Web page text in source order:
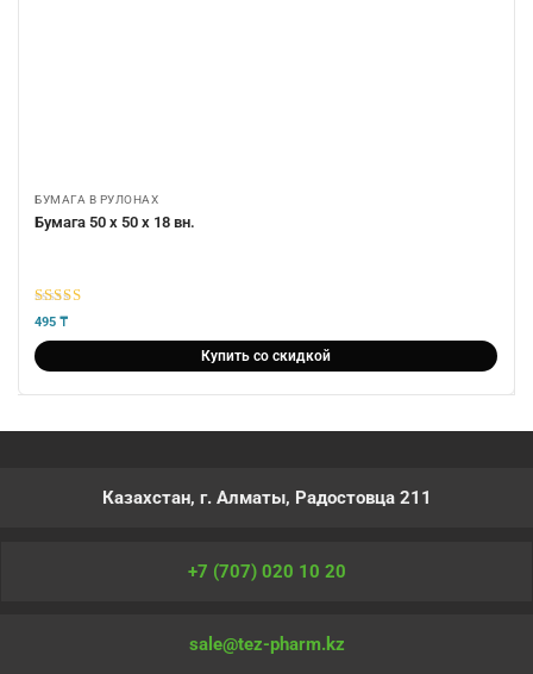
БУМАГА В РУЛОНАХ
Бумага 50 х 50 х 18 вн.
5из 5
495 ₸
Купить со скидкой
Казахстан, г. Алматы, Радостовца 211
+7 (707) 020 10 20
sale@tez-pharm.kz